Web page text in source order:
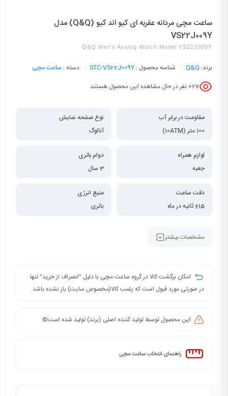
ساعت مچی مردانه عقربه ای کیو اند کیو (Q&Q) مدل
VS22J009Y
Q&Q Men's Analog Watch Model VS22J009Y
برند: Q&Q شناسه محصول : STC-VS22J009Y دسته : ساعت مچی
27+ نفر در حال مشاهده این محصول هستند
مقاومت در برابر آب
100 متر (10ATM)
نوع صفحه نمایش
آنالوگ
لوازم همراه
جعبه
دوام باتری
3 سال
دقت ساعت
±15 ثانیه در ماه
منبع انرژی
باتری
مشخصات بیشتر
امکان برگشت کالا در گروه ساعت مچی با دلیل "انصراف از خرید" تنها
در صورتی مورد قبول است که پلمب کالا(مخصوص سایت) باز نشده باشد.
این محصول توسط تولید کننده اصلی (برند) تولید شده است©️
راهنمای انتخاب ساعت مچی